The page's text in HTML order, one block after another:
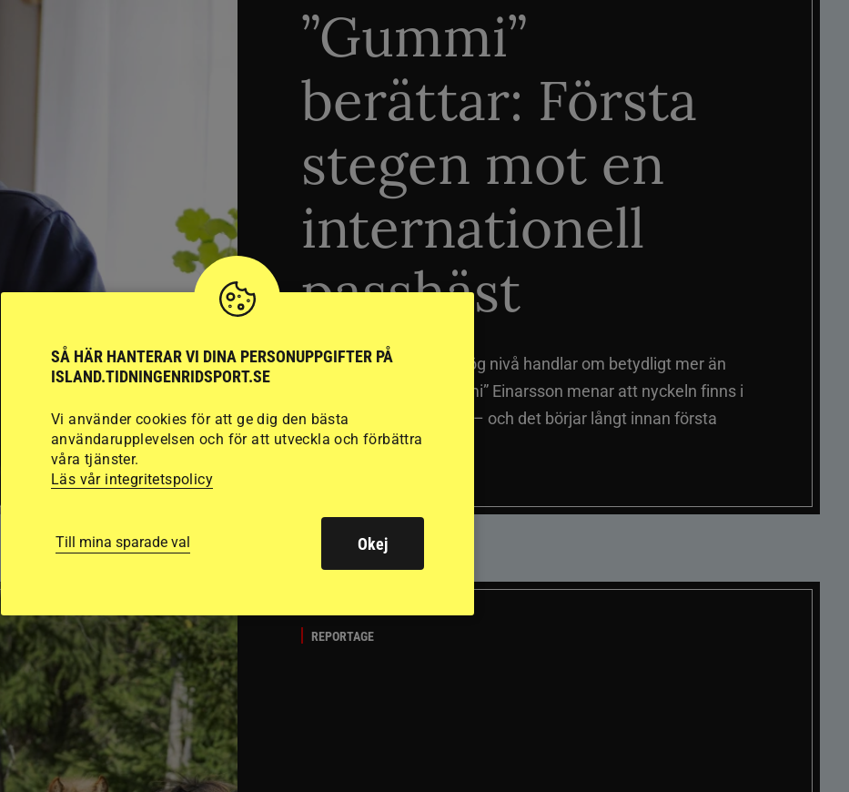
”Gummi”
berättar: Första
stegen mot en
internationell
passhäst
Del 1Att rida pass på hög nivå handlar om betydligt mer än
fart. Guðmundur “Gummi” Einarsson menar att nyckeln finns i
det många hoppar över – och det börjar långt innan första
passläggningen.
REPORTAGE
SÅ HÄR HANTERAR VI DINA PERSONUPPGIFTER PÅ
ISLAND.TIDNINGENRIDSPORT.SE
Vi använder cookies för att ge dig den bästa
användarupplevelsen och för att utveckla och förbättra
våra tjänster.
Läs vår integritetspolicy
Till mina sparade val Okej